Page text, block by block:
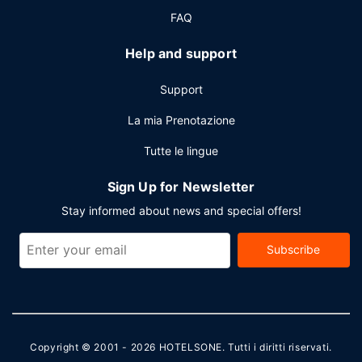
FAQ
Help and support
Support
La mia Prenotazione
Tutte le lingue
Sign Up for Newsletter
Stay informed about news and special offers!
Subscribe
Copyright © 2001 - 2026 HOTELSONE. Tutti i diritti riservati.